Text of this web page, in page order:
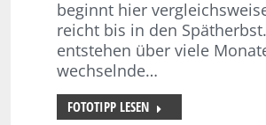
beginnt hier
reicht bis in den
entstehen über viele
wechselnde…
FOTOTIPP LESEN